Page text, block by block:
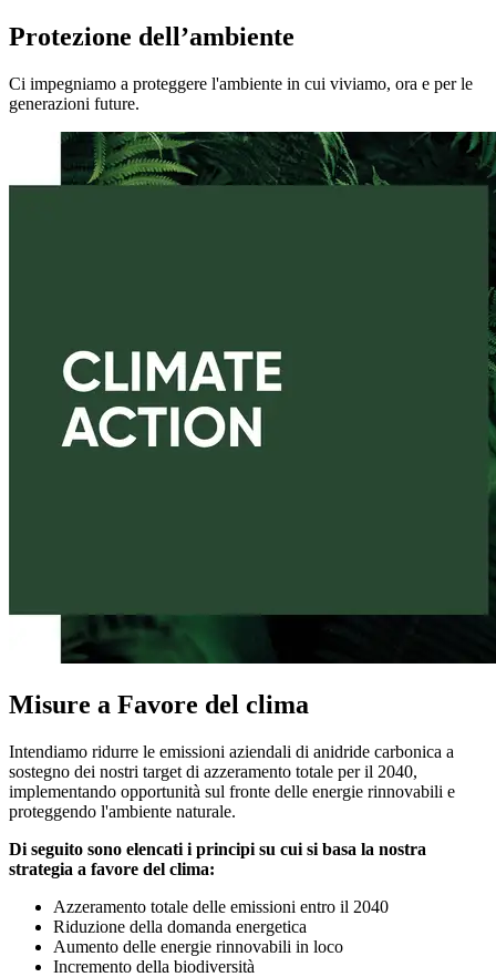
Protezione dell’ambiente
Ci impegniamo a proteggere l'ambiente in cui viviamo, ora e per le
generazioni future.
Misure a Favore del clima
Intendiamo ridurre le emissioni aziendali di anidride carbonica a
sostegno dei nostri target di azzeramento totale per il 2040,
implementando opportunità sul fronte delle energie rinnovabili e
proteggendo l'ambiente naturale.
Di seguito sono elencati i principi su cui si basa la nostra
strategia a favore del clima:
Azzeramento totale delle emissioni entro il 2040
Riduzione della domanda energetica
Aumento delle energie rinnovabili in loco
Incremento della biodiversità